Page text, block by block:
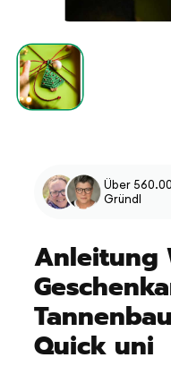
1
in
Modal
öffnen
Über
Gründl
Anleitung
Quick uni